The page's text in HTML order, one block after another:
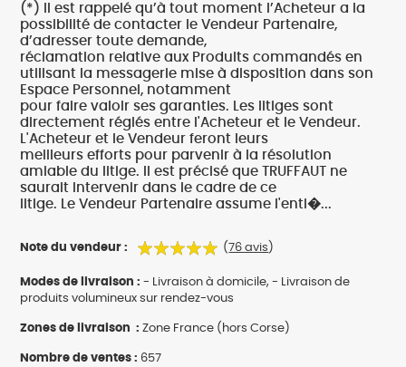
(*) Il est rappelé qu’à tout moment l’Acheteur a la
possibilité de contacter le Vendeur Partenaire,
d’adresser toute demande,
réclamation relative aux Produits commandés en
utilisant la messagerie mise à disposition dans son
Espace Personnel, notamment
pour faire valoir ses garanties. Les litiges sont
directement réglés entre l'Acheteur et le Vendeur.
L'Acheteur et le Vendeur feront leurs
meilleurs efforts pour parvenir à la résolution
amiable du litige. Il est précisé que TRUFFAUT ne
saurait intervenir dans le cadre de ce
litige. Le Vendeur Partenaire assume l'enti�...
Note du vendeur : (76 avis )
Modes de livraison : - Livraison à domicile, - Livraison de
produits volumineux sur rendez-vous
Zones de livraison : Zone France (hors Corse)
Nombre de ventes : 657